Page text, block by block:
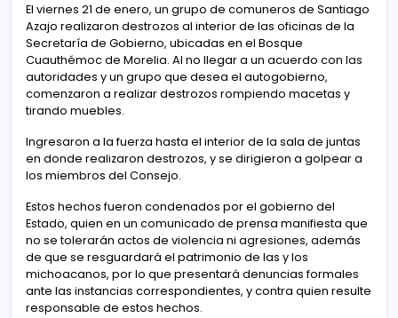
El viernes 21 de enero, un grupo de comuneros de Santiago
Azajo realizaron destrozos al interior de las oficinas de la
Secretaría de Gobierno, ubicadas en el Bosque
Cuauthémoc de Morelia. Al no llegar a un acuerdo con las
autoridades y un grupo que desea el autogobierno,
comenzaron a realizar destrozos rompiendo macetas y
tirando muebles.
Ingresaron a la fuerza hasta el interior de la sala de juntas
en donde realizaron destrozos, y se dirigieron a golpear a
los miembros del Consejo.
Estos hechos fueron condenados por el gobierno del
Estado, quien en un comunicado de prensa manifiesta que
no se tolerarán actos de violencia ni agresiones, además
de que se resguardará el patrimonio de las y los
michoacanos, por lo que presentará denuncias formales
ante las instancias correspondientes, y contra quien resulte
responsable de estos hechos.